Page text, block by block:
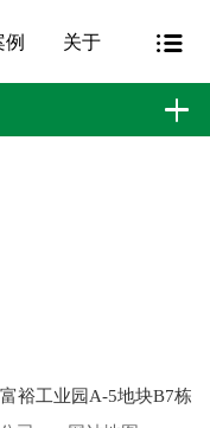
例 关于
裕工业园A-5地块B7栋